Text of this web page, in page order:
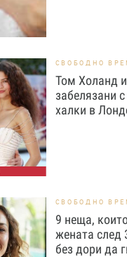
СВОБОДНО
Том Холанд
забелязани
халки в
СВОБОДНО
9 неща,
жената след
без дори да